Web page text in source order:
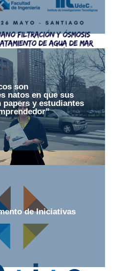
son
natos en que sus
papers y estudiantes
de Iniciativas